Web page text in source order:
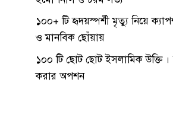
১০০+ টি হৃদয়স্পর্শী মৃত্যু নিয়ে
ও মানবিক ছোঁয়ায়
১০০ টি ছোট ছোট ইসলামিক উক্তি
করার অপশন